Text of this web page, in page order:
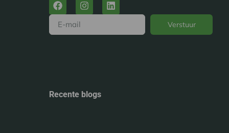
Verstuur
Recente blogs